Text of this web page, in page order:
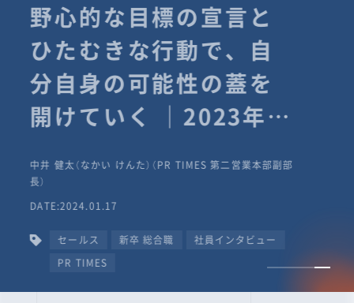
野心的な目標の宣言と
ひたむきな行動で、自
分自身の可能性の蓋を
開けていく ｜2023年度
タビュー #PR
TIMESな人たち
中井 健太（なかい けんた）（PR TIMES 第二営業本部副部
長）
DATE:2024.01.17
セールス 新卒 総合職
社員インタビュー
PR TIMES